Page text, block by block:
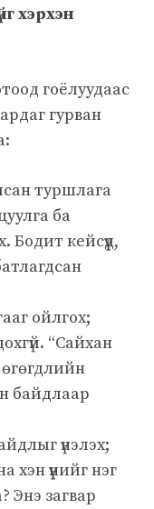
хэрхэн
гоёлуудаас
гурван
туршлага
ба
Бодит кейсүүд,
ойлгох;
“Сайхан
байдлаар
үнэлэх;
хэн үүнийг нэг
Энэ загвар